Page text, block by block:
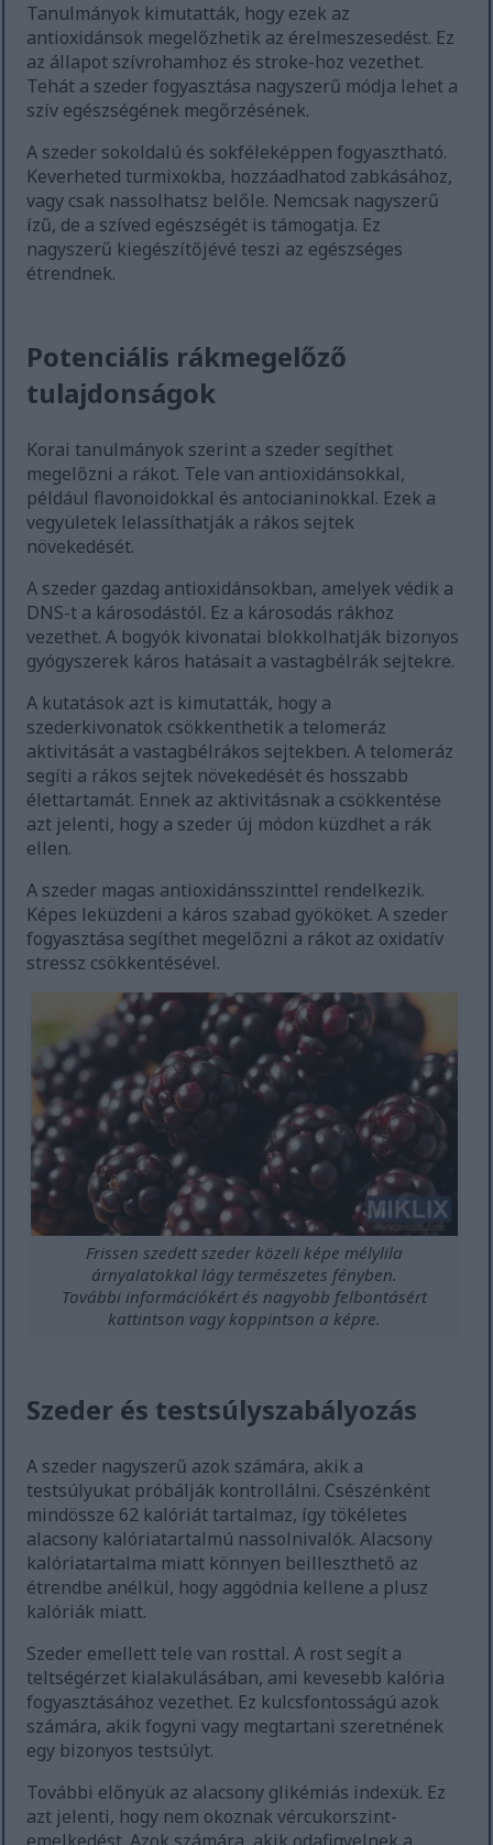
Tanulmányok kimutatták, hogy ezek az
antioxidánsok megelőzhetik az érelmeszesedést. Ez
az állapot szívrohamhoz és stroke-hoz vezethet.
Tehát a szeder fogyasztása nagyszerű módja lehet a
szív egészségének megőrzésének.
A szeder sokoldalú és sokféleképpen fogyasztható.
Keverheted turmixokba, hozzáadhatod zabkásához,
vagy csak nassolhatsz belőle. Nemcsak nagyszerű
ízű, de a szíved egészségét is támogatja. Ez
nagyszerű kiegészítőjévé teszi az egészséges
étrendnek.
Potenciális rákmegelőző
tulajdonságok
Korai tanulmányok szerint a szeder segíthet
megelőzni a rákot. Tele van antioxidánsokkal,
például flavonoidokkal és antocianinokkal. Ezek a
vegyületek lelassíthatják a rákos sejtek
növekedését.
A szeder gazdag antioxidánsokban, amelyek védik a
DNS-t a károsodástól. Ez a károsodás rákhoz
vezethet. A bogyók kivonatai blokkolhatják bizonyos
gyógyszerek káros hatásait a vastagbélrák sejtekre.
A kutatások azt is kimutatták, hogy a
szederkivonatok csökkenthetik a telomeráz
aktivitását a vastagbélrákos sejtekben. A telomeráz
segíti a rákos sejtek növekedését és hosszabb
élettartamát. Ennek az aktivitásnak a csökkentése
azt jelenti, hogy a szeder új módon küzdhet a rák
ellen.
A szeder magas antioxidánsszinttel rendelkezik.
Képes leküzdeni a káros szabad gyököket. A szeder
fogyasztása segíthet megelőzni a rákot az oxidatív
stressz csökkentésével.
Frissen szedett szeder közeli képe mélylila
árnyalatokkal lágy természetes fényben.
További információkért és nagyobb felbontásért
kattintson vagy koppintson a képre.
Szeder és testsúlyszabályozás
A szeder nagyszerű azok számára, akik a
testsúlyukat próbálják kontrollálni. Csészénként
mindössze 62 kalóriát tartalmaz, így tökéletes
alacsony kalóriatartalmú nassolnivalók. Alacsony
kalóriatartalma miatt könnyen beilleszthető az
étrendbe anélkül, hogy aggódnia kellene a plusz
kalóriák miatt.
Szeder emellett tele van rosttal. A rost segít a
teltségérzet kialakulásában, ami kevesebb kalória
fogyasztásához vezethet. Ez kulcsfontosságú azok
számára, akik fogyni vagy megtartani szeretnének
egy bizonyos testsúlyt.
További előnyük az alacsony glikémiás indexük. Ez
azt jelenti, hogy nem okoznak vércukorszint-